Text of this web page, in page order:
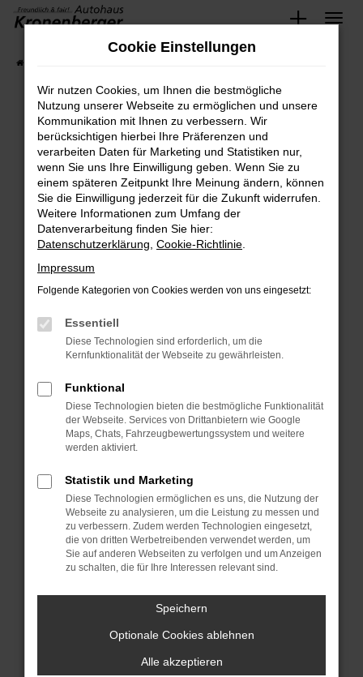
Zum
Fahrzeug-Showroom
Jetzt Fahrzeug finden
Fehler: Network Error
Beim Laden ist ein Fehler aufgetreten.
Hier sind ein paar Tipps, die dir helfen können:
Überprüfe deine Firewall und deine
Internetverbindung.
deine Suchmaschine?
Prüfe deine Browsererweiterungen.
können das Laden bestimmter Seiten
verhindern. Funktioniert die Seite in einem
anderen Browser oder in einem privaten
Fenster?
Starte dein Gerät neu.
Das kann manchmal helfen,
vorübergehende Probleme zu beheben.
Stelle sicher, dass dein Browser und dein
Betriebssystem auf dem neuesten Stand
Veraltete Software birgt nicht nur ein
führen, dass bestimmte Funktionen nicht
mehr unterstützt werden.
Cookie Einstellungen
Wir nutzen Cookies, um Ihnen die bestmögliche
Nutzung unserer Webseite zu ermöglichen und unsere
Kommunikation mit Ihnen zu verbessern. Wir
berücksichtigen hierbei Ihre Präferenzen und
verarbeiten Daten für Marketing und Statistiken nur,
wenn Sie uns Ihre Einwilligung geben. Wenn Sie zu
einem späteren Zeitpunkt Ihre Meinung ändern, können
Sie die Einwilligung jederzeit für die Zukunft widerrufen.
Weitere Informationen zum Umfang der
Datenverarbeitung finden Sie hier:
Datenschutzerklärung Cookie-Richtlinie
Impressum
Folgende Kategorien von Cookies werden von uns eingesetzt:
Essentiell
Diese Technologien sind erforderlich, um die
Kernfunktionalität der Webseite zu gewährleisten.
Funktional
Diese Technologien bieten die bestmögliche Funktionalität
der Webseite. Services von Drittanbietern wie Google
Maps, Chats, Fahrzeugbewertungssystem und weitere
werden aktiviert.
Statistik und Marketing
Diese Technologien ermöglichen es uns, die Nutzung der
Webseite zu analysieren, um die Leistung zu messen und
zu verbessern. Zudem werden Technologien eingesetzt,
die von dritten Werbetreibenden verwendet werden, um
Sie auf anderen Webseiten zu verfolgen und um Anzeigen
zu schalten, die für Ihre Interessen relevant sind.
Speichern
Optionale Cookies ablehnen
Alle akzeptieren